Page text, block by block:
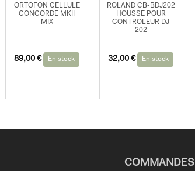
ORTOFON CELLULE
CONCORDE MKII
MIX
89,00€ En stock
ROLAND CB-BDJ202
HOUSSE POUR
CONTROLEUR DJ
202
32,00€ En stock
COMMANDES